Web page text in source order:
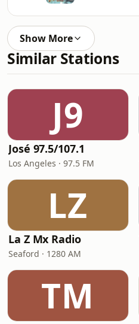
Show More
Similar Stations
J9
José 97.5/107.1
Los Angeles · 97.5 FM
LZ
La Z Mx Radio
Seaford · 1280 AM
TM